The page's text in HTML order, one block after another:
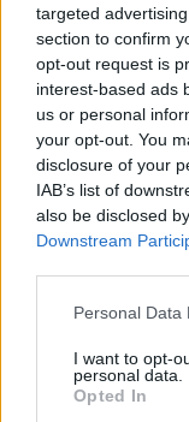
targeted
section to confirm
opt-out request is
interest-based ads
us or personal
your opt-out. You
disclosure of your
IAB’s list of
also be disclosed
Downstream
Please note that
not limited to your
grant or deny
use your data for
Personal Data
I want to opt-
personal data.
Opted In
ΔΕΛΤΙΟ ΤΥΠΟΥ
αναρτήθηκε o
για την πλήρωση
καλλιτεχνικών
δικαίου αορίστου
Διαβάστε
ΑΝΗΚΕΙ ΣΤΗΝ
ΡΑΔΙΟΦΩΝΟ